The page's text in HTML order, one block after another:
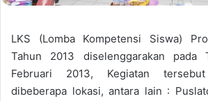
LKS (Lomba Kompetensi Siswa)
Tahun 2013 diselenggarakan
Februari 2013, Kegiatan tersebut
dibeberapa lokasi, antara lain :